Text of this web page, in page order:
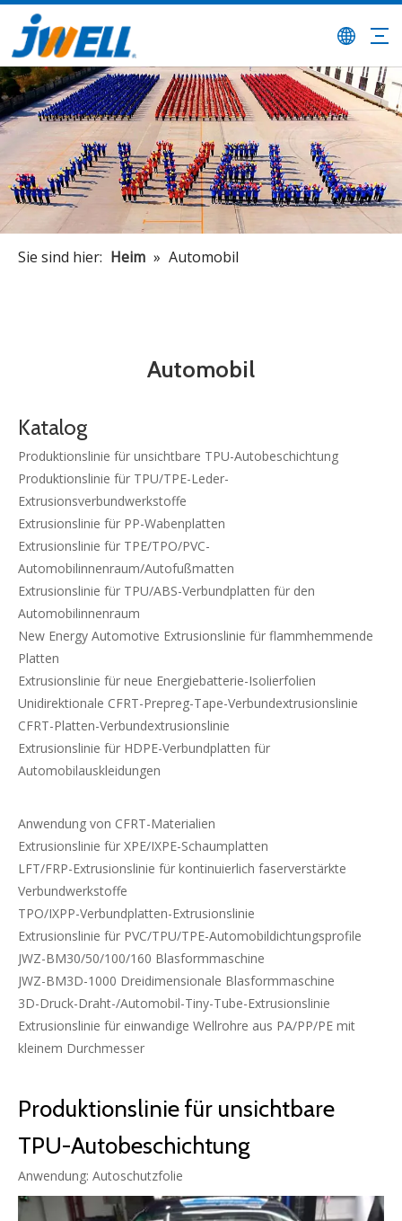
Sie sind hier: Heim » Automobil
Automobil
Katalog
Produktionslinie für unsichtbare TPU-Autobeschichtung
Produktionslinie für TPU/TPE-Leder-
Extrusionsverbundwerkstoffe
Extrusionslinie für PP-Wabenplatten
Extrusionslinie für TPE/TPO/PVC-
Automobilinnenraum/Autofußmatten
Extrusionslinie für TPU/ABS-Verbundplatten für den
Automobilinnenraum
New Energy Automotive Extrusionslinie für flammhemmende
Platten
Extrusionslinie für neue Energiebatterie-Isolierfolien
Unidirektionale CFRT-Prepreg-Tape-Verbundextrusionslinie
CFRT-Platten-Verbundextrusionslinie
Extrusionslinie für HDPE-Verbundplatten für
Automobilauskleidungen
Anwendung von CFRT-Materialien
Extrusionslinie für XPE/IXPE-Schaumplatten
LFT/FRP-Extrusionslinie für kontinuierlich faserverstärkte
Verbundwerkstoffe
TPO/IXPP-Verbundplatten-Extrusionslinie
Extrusionslinie für PVC/TPU/TPE-Automobildichtungsprofile
JWZ-BM30/50/100/160 Blasformmaschine
JWZ-BM3D-1000 Dreidimensionale Blasformmaschine
3D-Druck-Draht-/Automobil-Tiny-Tube-Extrusionslinie
Extrusionslinie für einwandige Wellrohre aus PA/PP/PE mit
kleinem Durchmesser
Produktionslinie für unsichtbare
TPU-Autobeschichtung
Anwendung: Autoschutzfolie